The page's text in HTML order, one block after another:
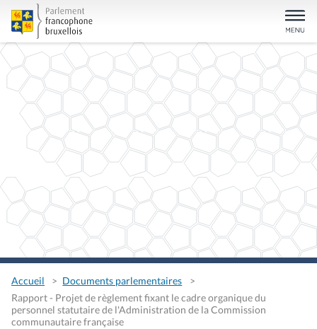
Accueil
Documents parlementaires
Rapport - Projet de règlement fixant le cadre organique du
personnel statutaire de l'Administration de la Commission
communautaire française